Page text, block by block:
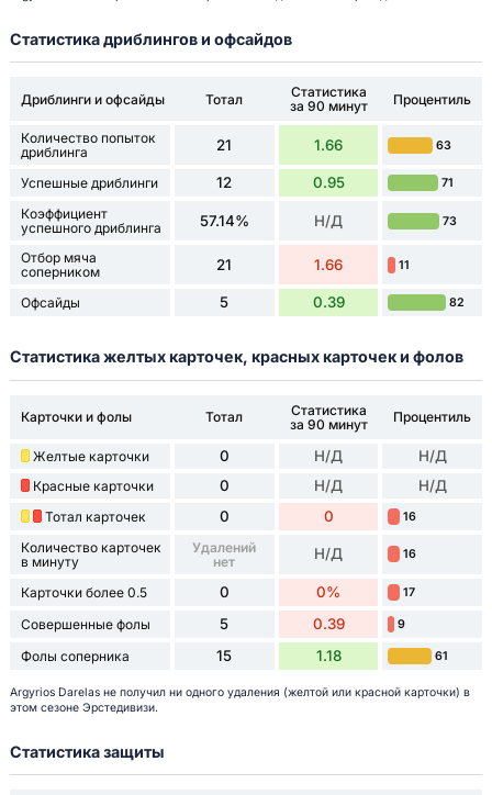
Статистика дриблингов и офсайдов
Дриблинги и офсайды Тотал
Статистика
за 90 минут
Процентиль
Количество попыток
дриблинга
21 1.66 63
Успешные дриблинги 12 0.95 71
Коэффициент
успешного дриблинга
57.14% Н/Д 73
Отбор мяча
соперником
21 1.66 11
Офсайды 5 0.39 82
Статистика желтых карточек, красных карточек и фолов
Карточки и фолы Тотал
Статистика
за 90 минут
Процентиль
Желтые карточки 0 Н/Д Н/Д
Красные карточки 0 Н/Д Н/Д
Тотал карточек 0 0 16
Количество карточек
в минуту
Удалений
нет
Н/Д 16
Карточки более 0.5 0 0% 17
Совершенные фолы 5 0.39 9
Фолы соперника 15 1.18 61
Argyrios Darelas не получил ни одного удаления (желтой или красной карточки) в
этом сезоне Эрстедивизи.
Статистика защиты